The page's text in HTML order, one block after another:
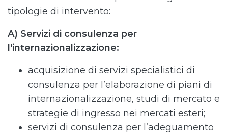
tipologie di intervento:
A) Servizi di consulenza per
l'internazionalizzazione:
acquisizione di servizi specialistici di
consulenza per l’elaborazione di piani di
internazionalizzazione, studi di mercato e
strategie di ingresso nei mercati esteri;
servizi di consulenza per l’adeguamento